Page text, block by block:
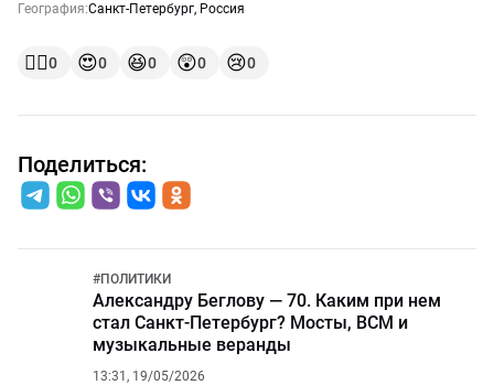
География:Санкт-Петербург, Россия
👍🏻0 😍0 😆0 😲0 😢0
Поделиться:
#ПОЛИТИКИ
Александру Беглову — 70. Каким при нем
стал Санкт-Петербург? Мосты, ВСМ и
музыкальные веранды
13:31, 19/05/2026